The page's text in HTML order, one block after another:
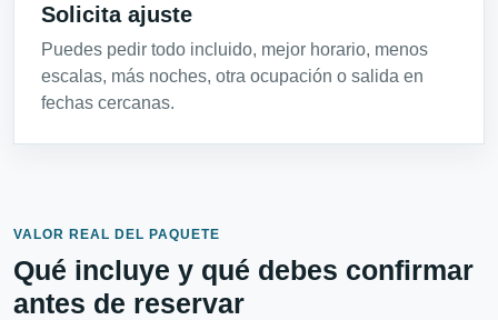
Solicita ajuste
Puedes pedir todo incluido, mejor horario, menos
escalas, más noches, otra ocupación o salida en
fechas cercanas.
VALOR REAL DEL PAQUETE
Qué incluye y qué debes confirmar
antes de reservar